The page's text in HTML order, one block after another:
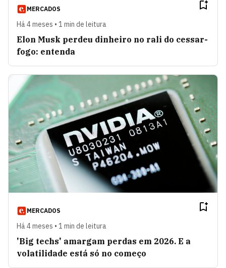
MERCADOS
Há 4 meses • 1 min de leitura
Elon Musk perdeu dinheiro no rali do cessar-
fogo: entenda
MERCADOS
Há 4 meses • 1 min de leitura
'Big techs' amargam perdas em 2026. E a
volatilidade está só no começo